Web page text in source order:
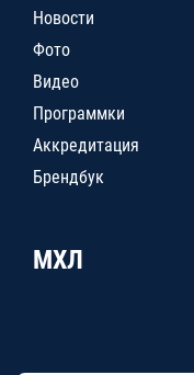
Новости
Фото
Видео
Программки
Аккредитация
Брендбук
МХЛ